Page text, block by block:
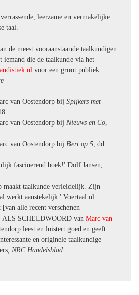
leerzame en vermakelijke
taal.
de meest vooraanstaande taalkundigen
iemand die de taalkunde via het
voor een groot publiek
van Oostendorp bij Spijkers met
van Oostendorp bij Nieuws en Co,
van Oostendorp bij Bert op 5, dd
fascinerend boek!' Dolf Jansen,
maakt taalkunde verleidelijk. Zijn
werkt aanstekelijk.' Voertaal.nl
[van alle recent verschenen
ALS SCHELDWOORD van Marc van
leest en luistert goed en geeft
en originele taalkundige
NRC Handelsblad